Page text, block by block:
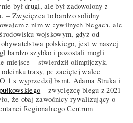
był drugi, ale był zadowolony z
– Zwycięzca to bardzo solidny
z nim w cywilnych biegach, ale
wojskowym, gdyż od
polskiego, jest w naszej
bardzo szybko i pozostali mogli
miejsce – stwierdził olimpijczyk.
trasy, po zaciętej walce
1 s wyprzedził bsmt. Adama Struka i
– zwycięzcę biegu z 2021
że obaj zawodnicy rywalizujący o
Regionalnego Centrum